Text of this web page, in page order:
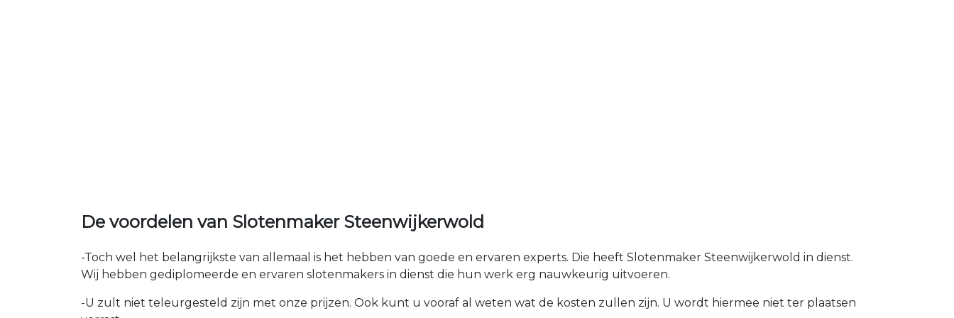
De voordelen van Slotenmaker Steenwijkerwold
-Toch wel het belangrijkste van allemaal is het hebben van goede en ervaren experts. Die heeft Slotenmaker Steenwijkerwold in dienst.
Wij hebben gediplomeerde en ervaren slotenmakers in dienst die hun werk erg nauwkeurig uitvoeren.
-U zult niet teleurgesteld zijn met onze prijzen. Ook kunt u vooraf al weten wat de kosten zullen zijn. U wordt hiermee niet ter plaatsen